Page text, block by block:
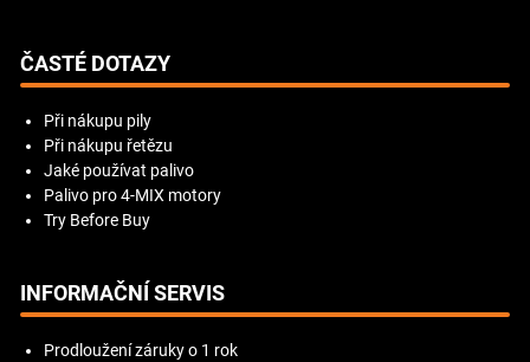
ČASTÉ DOTAZY
Při nákupu pily
Při nákupu řetězu
Jaké používat palivo
Palivo pro 4-MIX motory
Try Before Buy
INFORMAČNÍ SERVIS
Prodloužení záruky o 1 rok